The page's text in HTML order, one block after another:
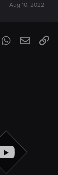
Aug 10, 2022
WhatsApp
Email